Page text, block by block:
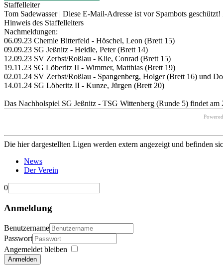
Staffelleiter
Tom Sadewasser | Diese E-Mail-Adresse ist vor Spambots
Hinweis des Staffelleiters
Nachmeldungen:
06.09.23 Chemie Bitterfeld - Höschel, Leon (Brett 15)
09.09.23 SG Jeßnitz - Heidle, Peter (Brett 14)
12.09.23 SV Zerbst/Roßlau - Klie, Conrad (Brett 15)
19.11.23 SG Löberitz II - Wimmer, Matthias (Brett 19)
02.01.24 SV Zerbst/Roßlau - Spangenberg, Holger (Brett 16) und
14.01.24 SG Löberitz II - Kunze, Jürgen (Brett 20)
Das Nachholspiel SG Jeßnitz - TSG Wittenberg (Runde 5) findet am
Die hier dargestellten Ligen werden extern angezeigt und befinden
News
Der Verein
0
Anmeldung
Benutzername
Passwort
Angemeldet bleiben
Anmelden